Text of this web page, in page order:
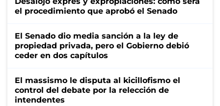
el procedimiento que aprobó el Senado
El Senado dio media sanción a la ley de
propiedad privada, pero el Gobierno debió
ceder en dos capítulos
El massismo le disputa al kicillofismo el
control del debate por la relección de
intendentes